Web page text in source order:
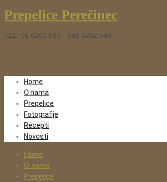
Prepelice Perečinec
TEL: 01 6262 593 - 091 6262 593
Home
O nama
Prepelice
Fotografije
Recepti
Novosti
Home
O nama
Prepelice